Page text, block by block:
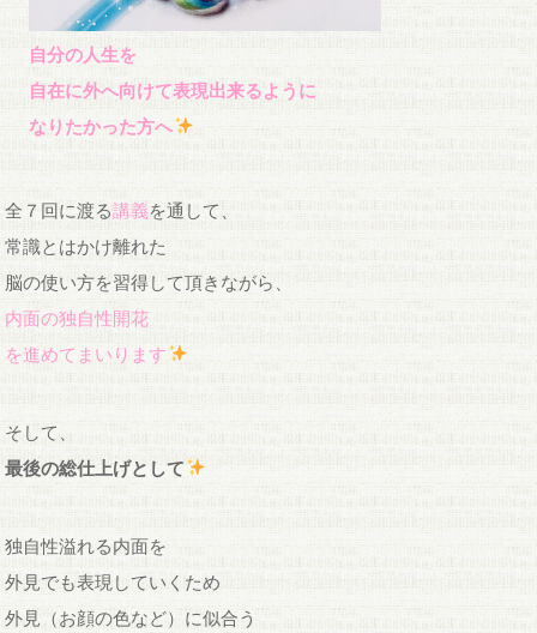
自分の人生を
自在に外へ向けて表現出来るように
なりたかった方へ
全７回に渡る講義を通して、
常識とはかけ離れた
脳の使い方を習得して頂きながら、
内面の独自性開花
を進めてまいります
そして、
最後の総仕上げとして
独自性溢れる内面を
外見でも表現していくため
外見（お顔の色など）に似合う